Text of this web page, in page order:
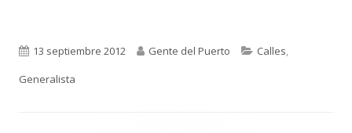
Publicado
el
13 septiembre 2012 Autor
Gente del Puerto Categorías
Calles,
Generalista